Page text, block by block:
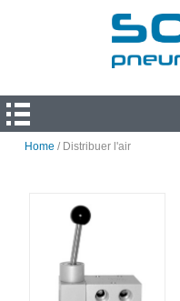
Home / Distribuer l'air